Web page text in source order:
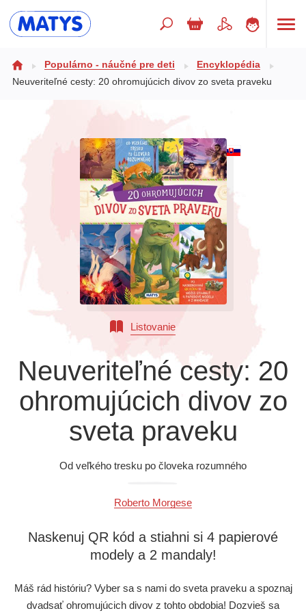
Doplnkový sortiment
Populárno - náučné pre deti
Výchova a pedagogika
Všetky kategórie
Populárno - náučné pre deti
Encyklopédia
Neuveriteľné cesty: 20 ohromujúcich divov zo sveta praveku
Listovanie
Neuveriteľné cesty: 20
ohromujúcich divov zo
sveta praveku
Od veľkého tresku po človeka rozumného
Roberto Morgese
Naskenuj QR kód a stiahni si 4 papierové
modely a 2 mandaly!
Máš rád históriu? Vyber sa s nami do sveta praveku a spoznaj
dvadsať ohromujúcich divov z tohto obdobia! Dozvieš sa